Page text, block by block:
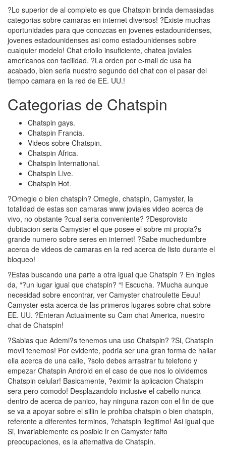
?Lo superior de al completo es que Chatspin brinda demasiadas
categorias sobre camaras en internet diversos! ?Existe muchas
oportunidades para que conozcas en jovenes estadounidenses,
jovenes estadounidenses asi­ como estadounidenses sobre
cualquier modelo! Chat criollo insuficiente, chatea joviales
americanos con facilidad. ?La orden por e-mail de usa ha
acabado, bien seri­a nuestro segundo del chat con el pasar del
tiempo camara en la red de EE. UU.!
Categorias de Chatspin
Chatspin gays.
Chatspin Francia.
Videos sobre Chatspin.
Chatspin Africa.
Chatspin International.
Chatspin Live.
Chatspin Hot.
?Omegle o bien chatspin? Omegle, chatspin, Camyster, la
totalidad de estas son camaras www joviales video acerca de
vivo, no obstante ?cual seri­a conveniente? ?Desprovisto
dubitacion seri­a Camyster el que posee el sobre mi propia?s
grande numero sobre seres en internet! ?Sabe muchedumbre
acerca de videos de camaras en la red acerca de listo durante el
bloqueo!
?Estas buscando una parte a otra igual que Chatspin ? En ingles
da, “?un lugar igual que chatspin? “! Escucha. ?Mucha aunque
necesidad sobre encontrar, ver Camyster chatroulette Eeuu!
Camyster esta acerca de las primeros lugares sobre chat sobre
EE. UU. ?Enteran Actualmente su Cam chat America, nuestro
chat de Chatspin!
?Sabias que Ademi?s tenemos una uso Chatspin? ?Si, Chatspin
movil tenemos! Por evidente, podria ser una gran forma de hallar
ella acerca de una calle, ?solo debes arrastrar tu telefono y
empezar Chatspin Android en el caso de que nos lo olvidemos
Chatspin celular! Basicamente, ?eximir la aplicacion Chatspin
sera pero comodo! Desplazandolo inclusive el cabello nunca
dentro de acerca de panico, hay ninguna razon con el fin de que
se va a apoyar sobre el silli­n le prohiba chatspin o bien chatspin,
referente a diferentes terminos, ?chatspin ilegitimo! Asi­ igual que
Si, invariablemente es posible ir en Camyster falto
preocupaciones, es la alternativa de Chatspin.